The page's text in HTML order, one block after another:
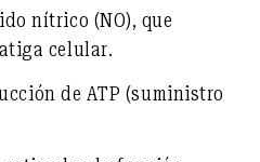
nítrico (NO), que
celular.
de ATP (suministro